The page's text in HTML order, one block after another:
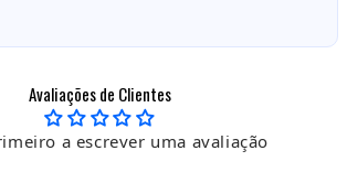
Avaliações de Clientes
a escrever uma avaliação